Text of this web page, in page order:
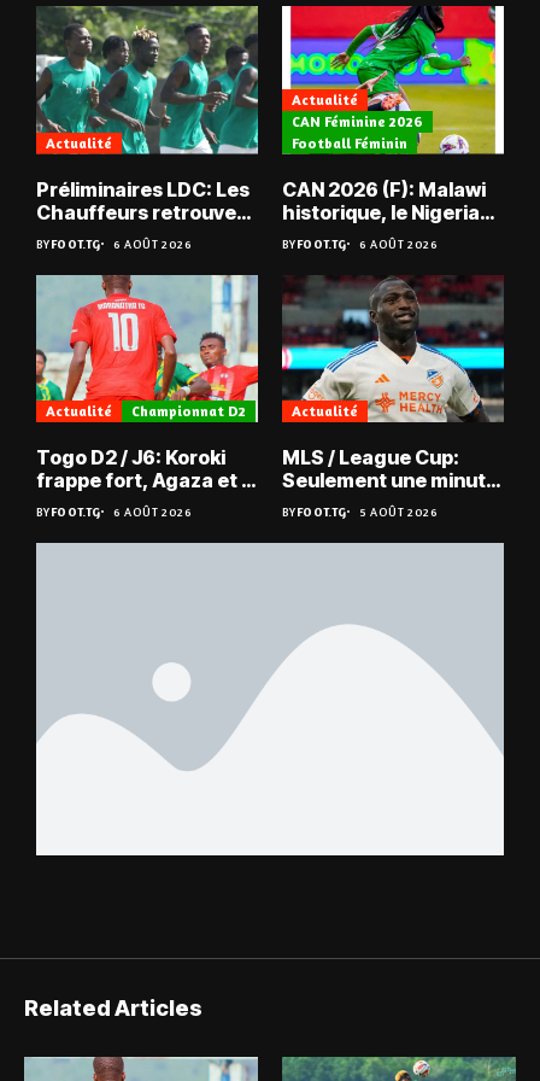
Actualité
Préliminaires LDC: Les
Chauffeurs retrouvent
les Mimos
BYFOOT.TG 6 AOÛT 2026
Actualité
CAN Féminine 2026
Football Féminin
CAN 2026 (F): Malawi
historique, le Nigeria
sauvé, la Zambie
éliminée
BYFOOT.TG 6 AOÛT 2026
Actualité Championnat D2
Togo D2 / J6: Koroki
frappe fort, Agaza et la
JCA assurent,
suspense avant Sara
FC – Doumbé FC
BYFOOT.TG 6 AOÛT 2026
Actualité
MLS / League Cup:
Seulement une minute
de jeu pour Kévin
Denkey
BYFOOT.TG 5 AOÛT 2026
Related Articles